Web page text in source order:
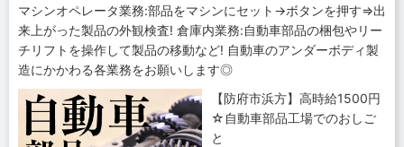
マシンオペレータ業務:部品をマシンにセット→ボタンを押す⇒出
来上がった製品の外観検査! 倉庫内業務:自動車部品の梱包やリー
チリフトを操作して製品の移動など! 自動車のアンダーボディ製
造にかかわる各業務をお願いします◎
【防府市浜方】高時給1500円
☆自動車部品工場でのおしご
と